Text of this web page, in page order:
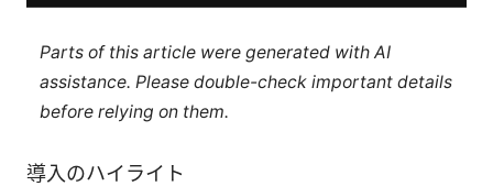
Parts of this article were generated with AI
assistance. Please double-check important details
before relying on them.
導入のハイライト